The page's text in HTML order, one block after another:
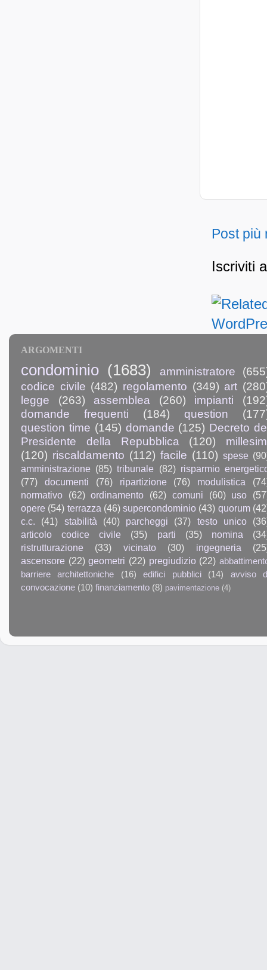
Post più
Iscriviti
ARGOMENTI
condominio (1683) amministratore
codice civile (482) regolamento (349) art
legge
(263) assemblea (260) impianti
domande frequenti
(184) question
question time (145) domande (125) Decreto
Presidente della Repubblica
(120)
(120) riscaldamento (112) facile (110) spese
amministrazione (85) tribunale (82) risparmio
(77)
documenti (76) ripartizione (76) modulistica
normativo
(62) ordinamento (62) comuni (60) uso
opere (54) terrazza (46) supercondominio (43) quorum
c.c.
(41) stabilità (40) parcheggi (37) testo unico
articolo codice civile
(35) parti (35) nomina
ristrutturazione
(33) vicinato (30) ingegneria
ascensore (22) geometri (22) pregiudizio (22)
barriere architettoniche
(16) edifici pubblici (14)
avviso
convocazione (10) finanziamento (8) pavimentazione (4)